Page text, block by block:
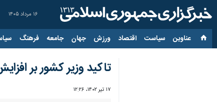
۱۶ مرداد ۱۴۰۵
عناوین‌ سیاست اقتصاد ورزش جهان جامعه فرهنگ
تاکید وزیر کشور بر
۱۷ تیر ۱۴۰۲، ۱۲:۲۶